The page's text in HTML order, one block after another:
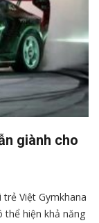
giành cho
Việt Gymkhana
hiện khả năng